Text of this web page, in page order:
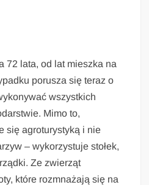
72 lata, od lat mieszka na
porusza się teraz o
wszystkich
Mimo to,
się agroturystyką i nie
– wykorzystuje stołek,
Ze zwierząt
które rozmnażają się na